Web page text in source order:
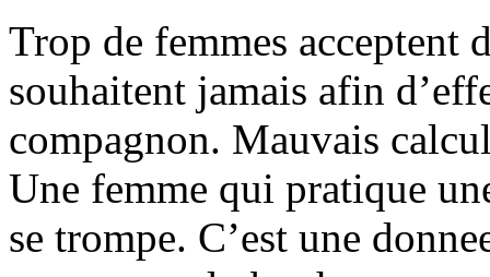
Trop de femmes acceptent
souhaitent jamais afin
compagnon. Mauvais
Une femme qui pratique
se trompe. C’est une